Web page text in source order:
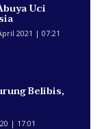
Uci
2021 | 07:21
Belibis,
| 17:01